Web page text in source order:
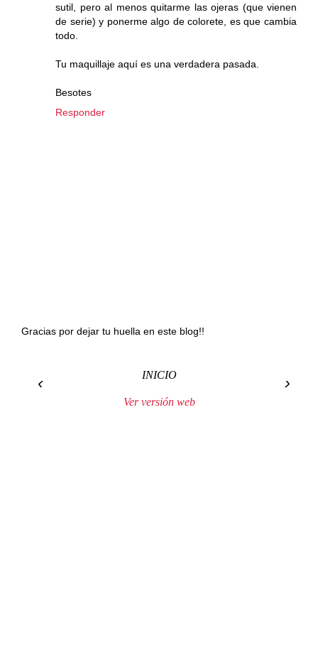
sutil, pero al menos quitarme las ojeras (que vienen
de serie) y ponerme algo de colorete, es que cambia
todo.
Tu maquillaje aquí es una verdadera pasada.
Besotes
Responder
Gracias por dejar tu huella en este blog!!
‹ ›
INICIO
Ver versión web